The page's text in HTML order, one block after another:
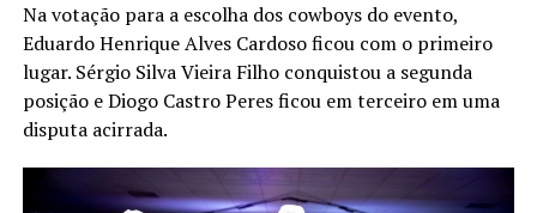
Na votação para a escolha dos cowboys do evento,
Eduardo Henrique Alves Cardoso ficou com o primeiro
lugar. Sérgio Silva Vieira Filho conquistou a segunda
posição e Diogo Castro Peres ficou em terceiro em uma
disputa acirrada.